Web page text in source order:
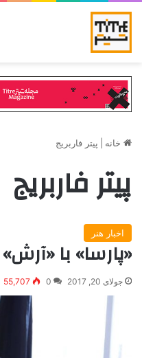
خانه پیتر فاربریج
پیتر فاربریج
اخبار هنر
«پارسا» با
جولای 20, 2017 0
55,707